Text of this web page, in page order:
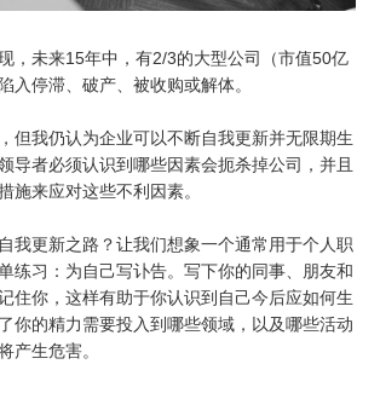
，未来15年中，有2/3的大型公司（市值50亿
入停滞、破产、被收购或解体。
但我仍认为企业可以不断自我更新并无限期生
者必须认识到哪些因素会扼杀掉公司，并且
施来应对这些不利因素。
我更新之路？让我们想象一个通常用于个人职
练习：为自己写讣告。写下你的同事、朋友和
住你，这样有助于你认识到自己今后应如何生
你的精力需要投入到哪些领域，以及哪些活动
产生危害。